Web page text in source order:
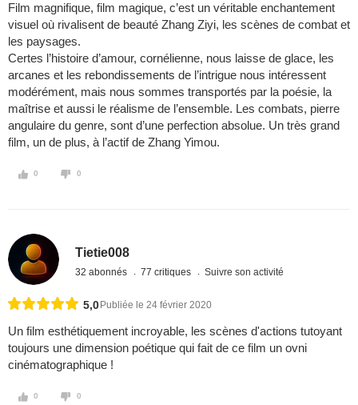
Film magnifique, film magique, c’est un véritable enchantement
visuel où rivalisent de beauté Zhang Ziyi, les scènes de combat et
les paysages.
Certes l’histoire d’amour, cornélienne, nous laisse de glace, les
arcanes et les rebondissements de l’intrigue nous intéressent
modérément, mais nous sommes transportés par la poésie, la
maîtrise et aussi le réalisme de l’ensemble. Les combats, pierre
angulaire du genre, sont d’une perfection absolue. Un très grand
film, un de plus, à l’actif de Zhang Yimou.
0 0
Tietie008
32 abonnés 77 critiques Suivre son activité
5,0 Publiée le 24 février 2020
Un film esthétiquement incroyable, les scènes d'actions tutoyant
toujours une dimension poétique qui fait de ce film un ovni
cinématographique !
0 0